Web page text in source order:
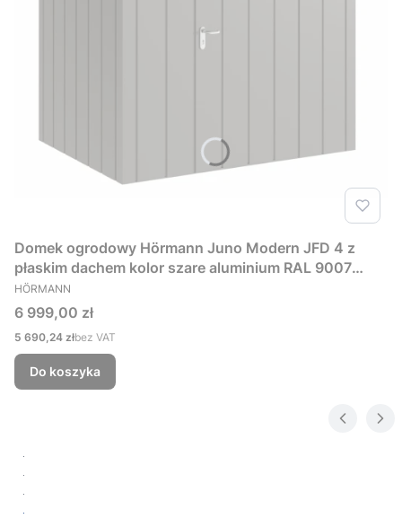
Domek ogrodowy Hörmann Juno Modern JFD 4 z
płaskim dachem kolor szare aluminium RAL 9007
229x181 cm
PRODUCENT
HÖRMANN
Cena
6 999,00 zł
Cena
5 690,24 złbez VAT
Do koszyka